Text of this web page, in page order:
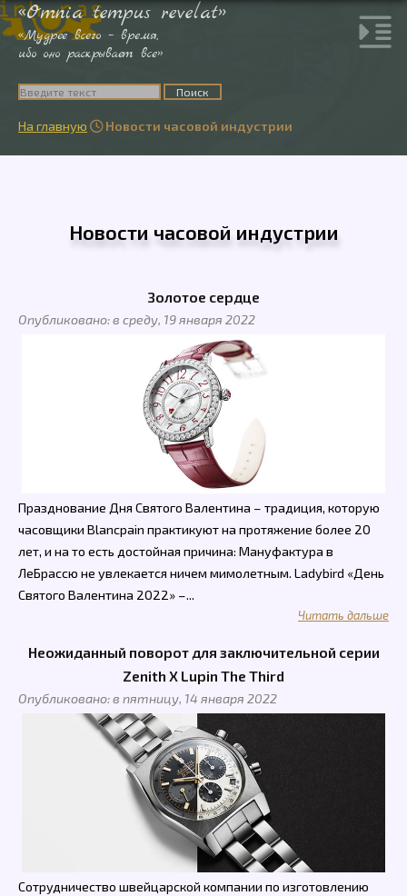
«Omnia tempus revelat»
«Мудрее всего – время,
ибо оно раскрывает все»
На главную  Новости часовой индустрии
Новости часовой индустрии
Золотое сердце
Опубликовано: в среду, 19 января 2022
Празднование Дня Святого Валентина – традиция, которую
часовщики Blancpain практикуют на протяжение более 20
лет, и на то есть достойная причина: Мануфактура в
ЛеБрассю не увлекается ничем мимолетным. Ladybird «День
Святого Валентина 2022» –...
Читать дальше
Неожиданный поворот для заключительной серии
Zenith Х Lupin The Third
Опубликовано: в пятницу, 14 января 2022
Сотрудничество швейцарской компании по изготовлению